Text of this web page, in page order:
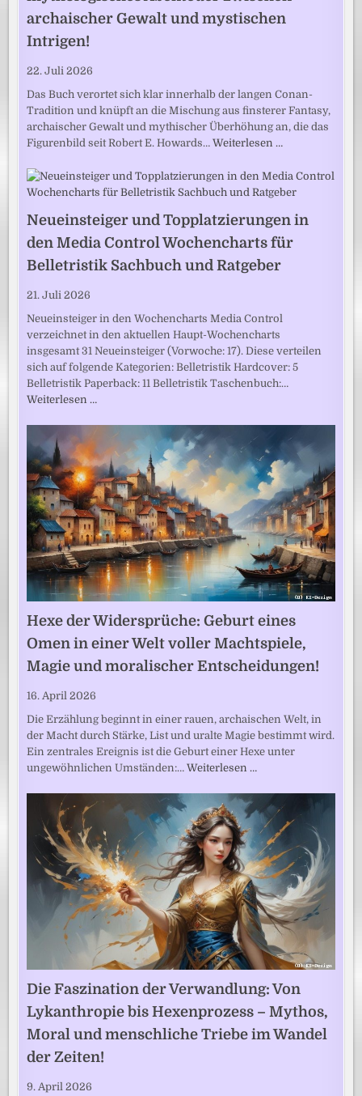
archaischer Gewalt und mystischen
Intrigen!
22. Juli 2026
Das Buch verortet sich klar innerhalb der langen Conan-
Tradition und knüpft an die Mischung aus finsterer Fantasy,
archaischer Gewalt und mythischer Überhöhung an, die das
Figurenbild seit Robert E. Howards…Weiterlesen …
Neueinsteiger und Topplatzierungen in
den Media Control Wochencharts für
Belletristik Sachbuch und Ratgeber
21. Juli 2026
Neueinsteiger in den Wochencharts Media Control
verzeichnet in den aktuellen Haupt-Wochencharts
insgesamt 31 Neueinsteiger (Vorwoche: 17). Diese verteilen
sich auf folgende Kategorien: Belletristik Hardcover: 5
Belletristik Paperback: 11 Belletristik Taschenbuch:…
Weiterlesen …
Hexe der Widersprüche: Geburt eines
Omen in einer Welt voller Machtspiele,
Magie und moralischer Entscheidungen!
16. April 2026
Die Erzählung beginnt in einer rauen, archaischen Welt, in
der Macht durch Stärke, List und uralte Magie bestimmt wird.
Ein zentrales Ereignis ist die Geburt einer Hexe unter
ungewöhnlichen Umständen:…Weiterlesen …
Die Faszination der Verwandlung: Von
Lykanthropie bis Hexenprozess – Mythos,
Moral und menschliche Triebe im Wandel
der Zeiten!
9. April 2026